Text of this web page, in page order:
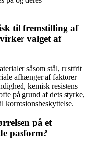
til fremstilling af
valget af
såsom stål, rustfrit
afhænger af faktorer
kemisk resistens
på grund af dets styrke,
korrosionsbeskyttelse.
på et
pasform?